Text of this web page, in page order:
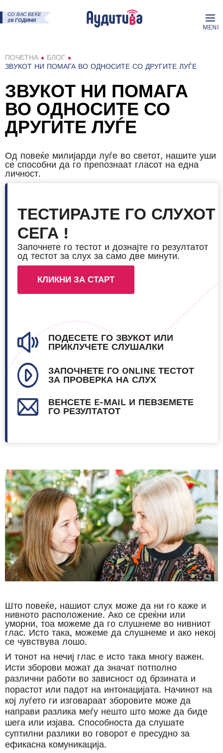
СО ВАС ВЕЌЕ
26 ГОДИНИ
MENI
ПОЧЕТНА
БЛОГ
ЗВУКОТ НИ ПОМАГА ВО ОДНОСИТЕ СО ДРУГИТЕ ЛУЃЕ
ЗВУКОТ НИ ПОМАГА
ВО ОДНОСИТЕ СО
ДРУГИТЕ ЛУЃЕ
Од повеќе милијарди луѓе во светот, нашите уши
се способни да го препознаат гласот на една
личност.
ТЕСТИРАЈТЕ ГО СЛУХОТ
СЕГА !
Започнете го тестот и дознајте го резултатот
од тестот за слух за само две минути.
КЛИКНИ ЗА СТАРТ
ПОДЕСЕТЕ ГО ЗВУКОТ ИЛИ
ПРИКЛУЧЕТЕ СЛУШАЛКИ
ЗАПОЧНЕТЕ ГО ONLINE ТЕСТОТ
ЗА ПРОВЕРКА НА СЛУХ
ВЕНСЕТЕ E-MAIL И ПЕВЗЕМЕТЕ
ГО РЕЗУЛТАТОТ
Што повеќе, нашиот слух може да ни го каже и
нивното расположение. Ако се среќни или
уморни, тоа можеме да го слушнеме во нивниот
глас. Исто така, можеме да слушнеме и ако некој
се чувствува лошо.
И тонот на нечиј глас е исто така многу важен.
Исти зборови можат да значат потполно
различни работи во зависност од брзината и
порастот или падот на интонацијата. Начинот на
кој луѓето ги изговараат зборовите може да
направи разлика меѓу нешто што може да биде
шега или изјава. Способноста да слушате
суптилни разлики во говорот е пресудно за
ефикасна комуникација.